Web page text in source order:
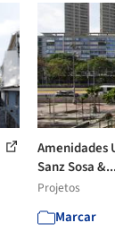
Amenidades
Sanz Sosa &...
Projetos
Marcar